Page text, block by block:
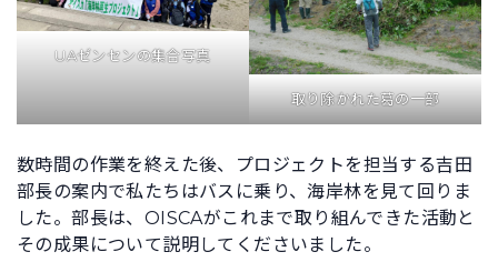
UAゼンセンの集合写真
取り除かれた葛の一部
数時間の作業を終えた後、プロジェクトを担当する吉田
部長の案内で私たちはバスに乗り、海岸林を見て回りま
した。部長は、OISCAがこれまで取り組んできた活動と
その成果について説明してくださいました。